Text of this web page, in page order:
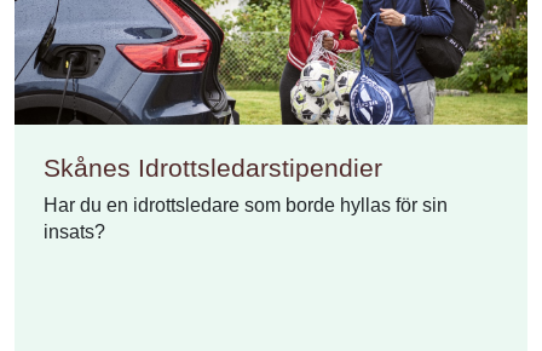
Skånes Idrottsledarstipendier
Har du en idrottsledare som borde hyllas för sin
insats?